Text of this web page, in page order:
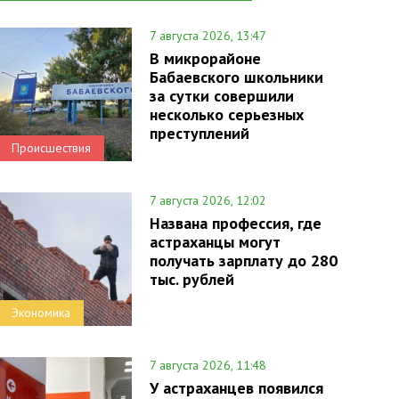
Происшествия
7 августа 2026, 13:47
В микрорайоне
Бабаевского школьники
за сутки совершили
несколько серьезных
преступлений
Экономика
7 августа 2026, 12:02
Названа профессия, где
астраханцы могут
получать зарплату до 280
тыс. рублей
7 августа 2026, 11:48
У астраханцев появился